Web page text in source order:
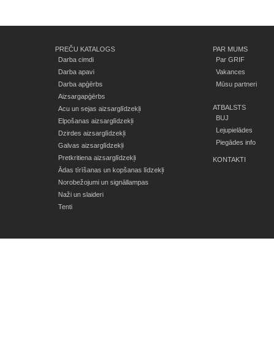
PREČU KATALOGS
Darba cimdi
Darba apavi
Darba apģērbs
Aizsargapģērbs
Acu un sejas aizsarglīdzekļi
Elpošanas aizsarglīdzekļi
Dzirdes aizsarglīdzekļi
Galvas aizsarglīdzekļi
Pretkritiena aizsarglīdzekļi
Ādas tīrīšanas un kopšanas līdzekļi
Norobežojumi un signāllampas
Naži un slaideri
Tenti
PAR MUMS
Par GRIF
Vakances
Mūsu partneri
ATBALSTS
BUJ
Lejupielādes
Piegādes info
KONTAKTI